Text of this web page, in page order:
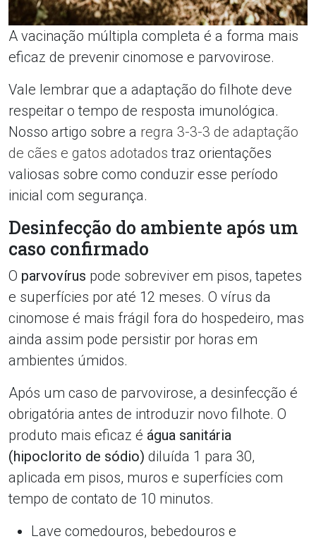
A vacinação múltipla completa é a forma mais
eficaz de prevenir cinomose e parvovirose.
Vale lembrar que a adaptação do filhote deve
respeitar o tempo de resposta imunológica.
Nosso artigo sobre a regra 3-3-3 de adaptação
de cães e gatos adotados traz orientações
valiosas sobre como conduzir esse período
inicial com segurança.
Desinfecção do ambiente após um
caso confirmado
O parvovírus pode sobreviver em pisos, tapetes
e superfícies por até 12 meses. O vírus da
cinomose é mais frágil fora do hospedeiro, mas
ainda assim pode persistir por horas em
ambientes úmidos.
Após um caso de parvovirose, a desinfecção é
obrigatória antes de introduzir novo filhote. O
produto mais eficaz é água sanitária
(hipoclorito de sódio) diluída 1 para 30,
aplicada em pisos, muros e superfícies com
tempo de contato de 10 minutos.
Lave comedouros, bebedouros e